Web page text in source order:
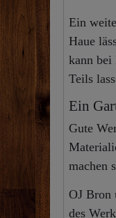
Ein
Haue
kann bei
Teils
Ein
Gute
machen
OJ Bron
des